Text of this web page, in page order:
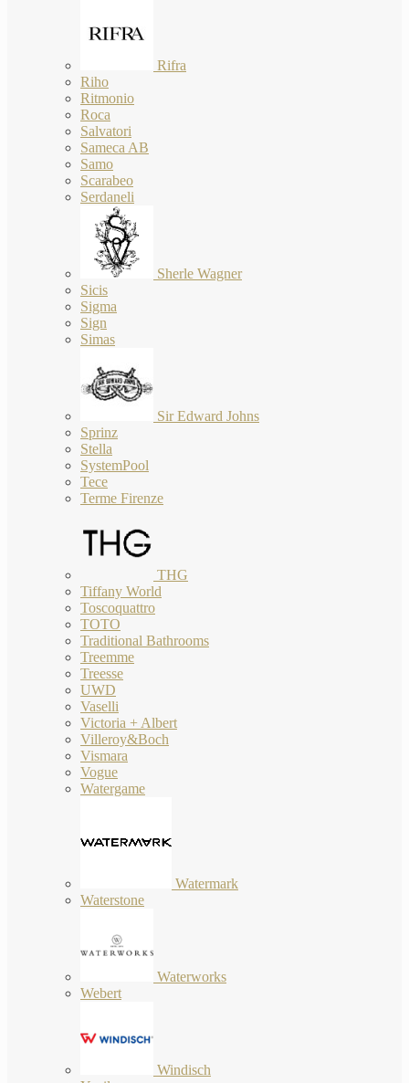
Rifra
Riho
Ritmonio
Roca
Salvatori
Sameca AB
Samo
Scarabeo
Serdaneli
Sherle Wagner
Sicis
Sigma
Sign
Simas
Sir Edward Johns
Sprinz
Stella
SystemPool
Tece
Terme Firenze
THG
Tiffany World
Toscoquattro
TOTO
Traditional Bathrooms
Treemme
Treesse
UWD
Vaselli
Victoria + Albert
Villeroy&Boch
Vismara
Vogue
Watergame
Watermark
Waterstone
Waterworks
Webert
Windisch